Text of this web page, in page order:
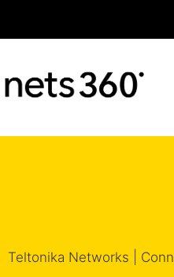
Teltonika Networks |